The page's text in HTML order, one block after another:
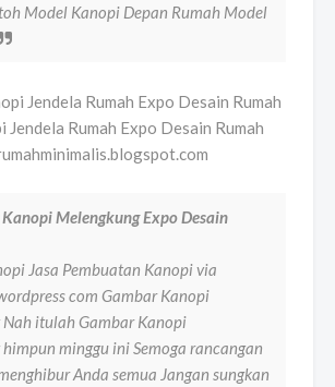
Model Kanopi Depan Rumah Model
Jendela Rumah Expo Desain Rumah
Melengkung Expo Desain
Jasa Pembuatan Kanopi via
com Gambar Kanopi
Nah itulah Gambar Kanopi
minggu ini Semoga rancangan
Anda semua Jangan sungkan